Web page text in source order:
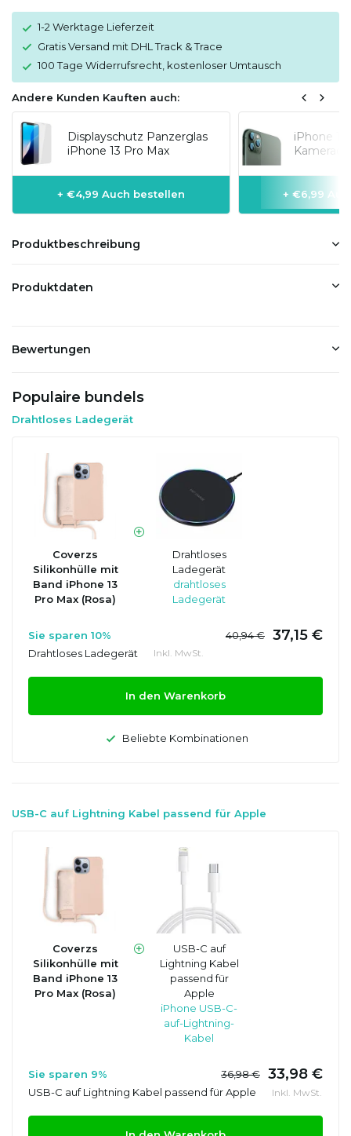
1-2 Werktage Lieferzeit
Gratis Versand mit DHL Track & Trace
100 Tage Widerrufsrecht, kostenloser Umtausch
Andere Kunden Kauften auch:
Displayschutz Panzerglas
iPhone 13 Pro Max
+ €4,99 Auch bestellen
iPhone
+ €6,99
Produktbeschreibung
Produktdaten
Bewertungen
Populaire bundels
Drahtloses Ladegerät
Coverzs
Silikonhülle mit
Band iPhone 13
Pro Max (Rosa)
Drahtloses
Ladegerät
drahtloses
Ladegerät
Sie sparen 10% 40,94 € 37,15 €
Drahtloses Ladegerät Inkl. MwSt.
In den Warenkorb
Beliebte Kombinationen
USB-C auf Lightning Kabel passend für Apple
Coverzs
Silikonhülle mit
Band iPhone 13
Pro Max (Rosa)
USB-C auf
Lightning Kabel
passend für
Apple
iPhone USB-C-
auf-Lightning-
Kabel
Sie sparen 9% 36,98 € 33,98 €
USB-C auf Lightning Kabel passend für Apple Inkl. MwSt.